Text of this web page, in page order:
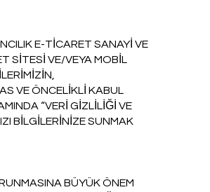
E-TİCARET SANAYİ VE
SİTESİ VE/VEYA MOBİL
VE ÖNCELİKLİ KABUL
“VERİ GİZLİLİĞİ VE
BİLGİLERİNİZE SUNMAK
BÜYÜK ÖNEM